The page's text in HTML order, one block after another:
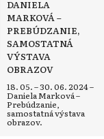
DANIELA
MARKOVÁ –
PREBÚDZANIE,
SAMOSTATNÁ
VÝSTAVA
OBRAZOV
18. 05. – 30. 06. 2024 –
Daniela Marková –
Prebúdzanie,
samostatná výstava
obrazov.